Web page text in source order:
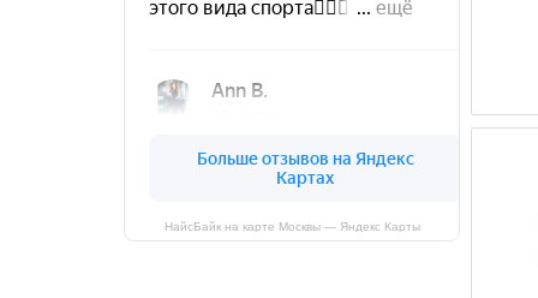
НайсБайк на карте Москвы — Яндекс Карты